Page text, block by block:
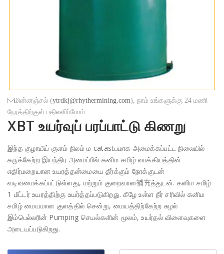
மின்னஞ்சல் (ytrdkj@rhythermining.com), நாம் உங்களுக்கு 24 மணி
நேரத்திற்குள் பதிலளிப்போம்.
XBT உயர்வுப் பரப்பாட்டு கிணறு
இந்த குழாயீய் குளம் நிலம் ம catastபமாக அமைக்கப்பட்ட நிலையில்
சுருக்கேற்ற இயந்திர அமைப்பில் கனிம சமிழ் வாக்கியத்தின்
எதிர்மறையான உயரத்தன்மையை தீர்க்கும் நோக்குடன்
வடிவமைக்கப்பட்டுள்ளது, மற்றும் குறைவான補充த்துடன். கனிம சமிழ்
1 மீட்டர் உயரத்திற்கு உயர்த்தப்படுகிறது. கீழே உள்ள நீர் சரிவில் கனிம
சமிழ் மையமான குளத்தில் சென்று, மையத்திற்கேற்ற சுழல்
இம்பெல்லரின் Pumping செயல்களின் மூலம், உயர்தல் விளைவுகளை
அடையப்படுகிறது.